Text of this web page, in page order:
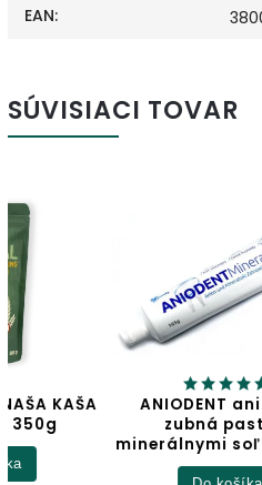
EAN:
SÚVISIACI TOVAR
ANIODENT aniónová
zubná pasta s
minerálnymi soľami 165g